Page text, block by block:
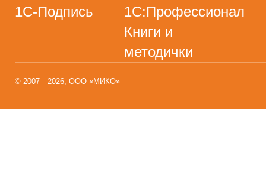
1С-Подпись
1С:Профессионал
Книги и
методички
© 2007—2026, ООО «МИКО»